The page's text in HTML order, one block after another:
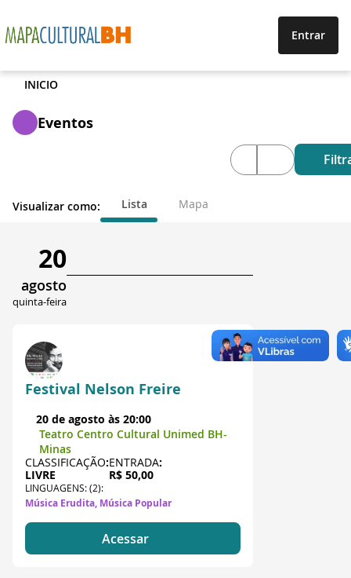
Entrar
INICIO
Eventos
Visualizar como: Lista Mapa
20
agosto
quinta-feira
Festival Nelson Freire
20 de agosto às 20:00
Teatro Centro Cultural Unimed BH-
Minas
CLASSIFICAÇÃO:
LIVRE
ENTRADA:
R$ 50,00
LINGUAGENS: (2):
Música Erudita, Música Popular
Acessar